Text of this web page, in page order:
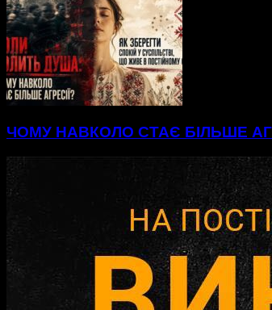
ЧОМУ НАВКОЛО СТАЄ БІЛЬШЕ